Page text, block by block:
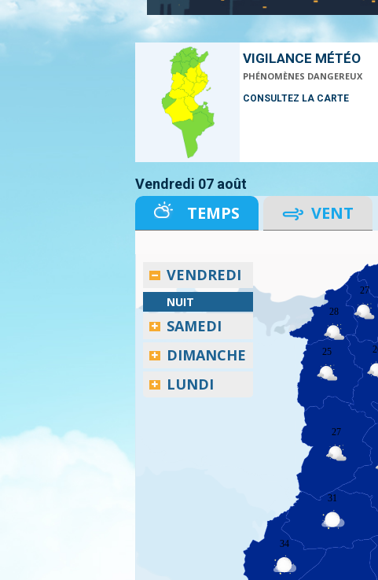
VIGILANCE MÉTÉO
PHÉNOMÈNES DANGEREUX
CONSULTEZ LA CARTE
Vendredi 07 août
TEMPS VENT
27
28
25
27
31
34
VENDREDI
NUIT
SAMEDI
DIMANCHE
LUNDI